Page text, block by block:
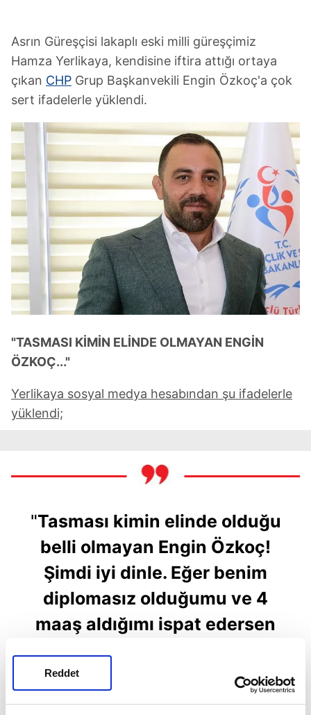
Reddet
Asrın Güreşçisi lakaplı eski milli güreşçimiz
Hamza Yerlikaya, kendisine iftira attığı ortaya
çıkan CHP Grup Başkanvekili Engin Özkoç'a çok
sert ifadelerle yüklendi.
"TASMASI KİMİN ELİNDE OLMAYAN ENGİN
ÖZKOÇ..."
Yerlikaya sosyal medya hesabından şu ifadelerle
yüklendi;
"Tasması kimin elinde olduğu
belli olmayan Engin Özkoç!
Şimdi iyi dinle. Eğer benim
diplomasız olduğumu ve 4
maaş aldığımı ispat edersen
ben herkesten özür dileyip
siyaseti bırakıyorum. Aksi
durumda sen ne yapacaksın?